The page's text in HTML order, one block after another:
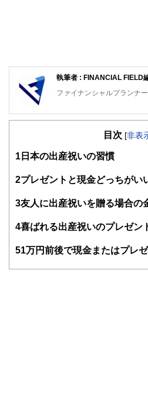
執筆者 : FINANCIAL FIELD
ファイナンシャルプランナー
FinancialField編集部は、金
知識がない方でも理解でき
得者を中心に「お金や暮ら
験者で構成され、企画立案
関わることで、読者目線の
護士、税理士、宅地建物取
士、行政書士、投資アナリ
かしく感じられる年金や税
目次 [非表
1 日本の出産祝いの習慣
2プレゼントと現金どっちがい
3友人に出産祝いを贈る場合の
4喜ばれる出産祝いのプレゼン
51万円前後で現金またはプレ